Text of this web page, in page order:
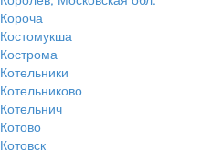
Короча
Костомукша
Кострома
Котельники
Котельниково
Котельнич
Котово
Котовск